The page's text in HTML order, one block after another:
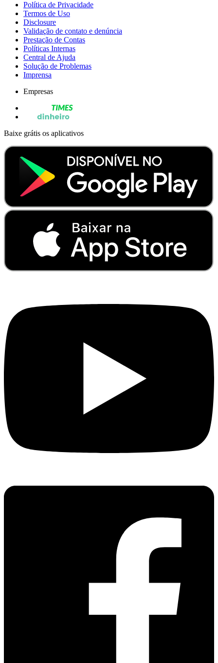
Política de Privacidade
Termos de Uso
Disclosure
Validação de contato e denúncia
Prestação de Contas
Políticas Internas
Central de Ajuda
Solução de Problemas
Imprensa
Empresas
Baixe grátis os aplicativos